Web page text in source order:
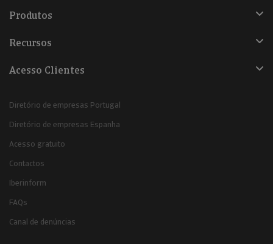
Produtos
Recursos
Acesso Clientes
Diretório de empresas Portugal
Diretório de empresas Espanha
Acesso gratuito
Contactos
Iberinform
FAQs
Canal de denúncias